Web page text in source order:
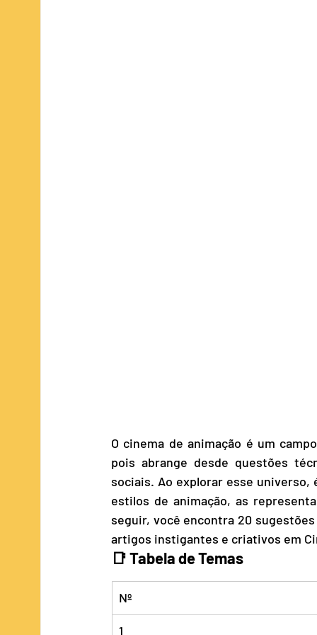
O cinema de animação é um
pois abrange desde questões
sociais. Ao explorar esse
estilos de animação, as
seguir, você encontra 20
artigos instigantes e criativos em
📑 Tabela de Temas
Nº
1